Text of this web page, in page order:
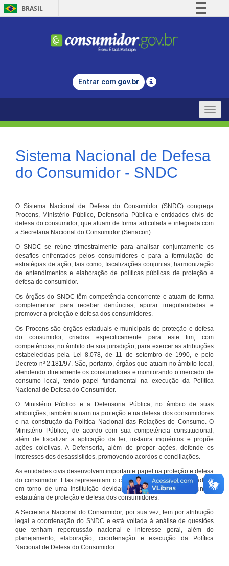
BRASIL
Comunica BR
Legislação
Entrar com gov.br
Toggle
Sistema Nacional de Defesa
do Consumidor - SNDC
O Sistema Nacional de Defesa do Consumidor (SNDC) congrega
Procons, Ministério Público, Defensoria Pública e entidades civis de
defesa do consumidor, que atuam de forma articulada e integrada com
a Secretaria Nacional do Consumidor (Senacon).
O SNDC se reúne trimestralmente para analisar conjuntamente os
desafios enfrentados pelos consumidores e para a formulação de
estratégias de ação, tais como, fiscalizações conjuntas, harmonização
de entendimentos e elaboração de políticas públicas de proteção e
defesa do consumidor.
Os órgãos do SNDC têm competência concorrente e atuam de forma
complementar para receber denúncias, apurar irregularidades e
promover a proteção e defesa dos consumidores.
Os Procons são órgãos estaduais e municipais de proteção e defesa
do consumidor, criados especificamente para este fim, com
competências, no âmbito de sua jurisdição, para exercer as atribuições
estabelecidas pela Lei 8.078, de 11 de setembro de 1990, e pelo
Decreto nº 2.181/97. São, portanto, órgãos que atuam no âmbito local,
atendendo diretamente os consumidores e monitorando o mercado de
consumo local, tendo papel fundamental na execução da Política
Nacional de Defesa do Consumidor.
O Ministério Público e a Defensoria Pública, no âmbito de suas
atribuições, também atuam na proteção e na defesa dos consumidores
e na construção da Política Nacional das Relações de Consumo. O
Ministério Público, de acordo com sua competência constitucional,
além de fiscalizar a aplicação da lei, instaura inquéritos e propõe
ações coletivas. A Defensoria, além de propor ações, defende os
interesses dos desassistidos, promovendo acordos e conciliações.
As entidades civis desenvolvem importante papel na proteção e defesa
do consumidor. Elas representam o conjunto organizado de cidadãos
em torno de uma instituição devidamente registrada e com função
estatutária de proteção e defesa dos consumidores.
A Secretaria Nacional do Consumidor, por sua vez, tem por atribuição
legal a coordenação do SNDC e está voltada à análise de questões
que tenham repercussão nacional e interesse geral, além do
planejamento, elaboração, coordenação e execução da Política
Nacional de Defesa do Consumidor.